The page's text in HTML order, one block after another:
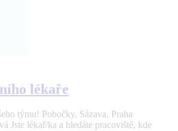
lékaře
týmu! Pobočky, Sázava, Praha
Jste lékař/ka a hledáte pracoviště, kde